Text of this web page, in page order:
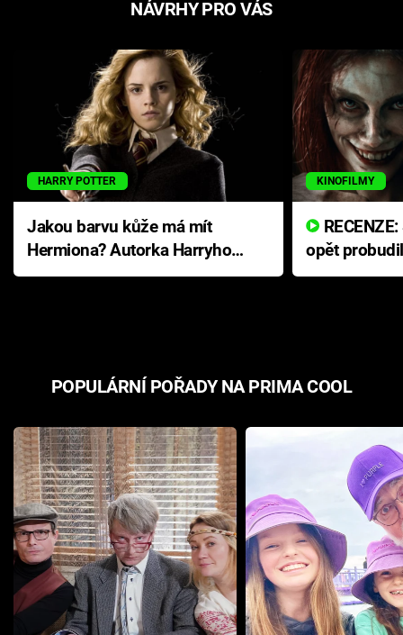
NÁVRHY PRO VÁS
HARRY POTTER
Jakou barvu kůže má mít
Hermiona? Autorka Harryho
Pottera přišla s ráznou
KINOFILMY
opět
přichází s
POPULÁRNÍ POŘADY NA PRIMA COOL